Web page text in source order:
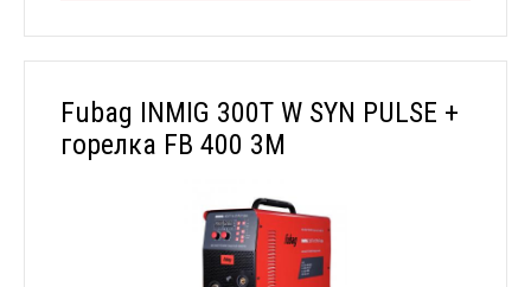
Fubag INMIG 300T W SYN PULSE +
горелка FB 400 3M